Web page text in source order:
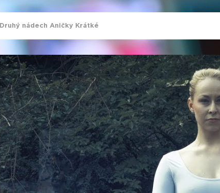
Druhý nádech Aničky Krátké